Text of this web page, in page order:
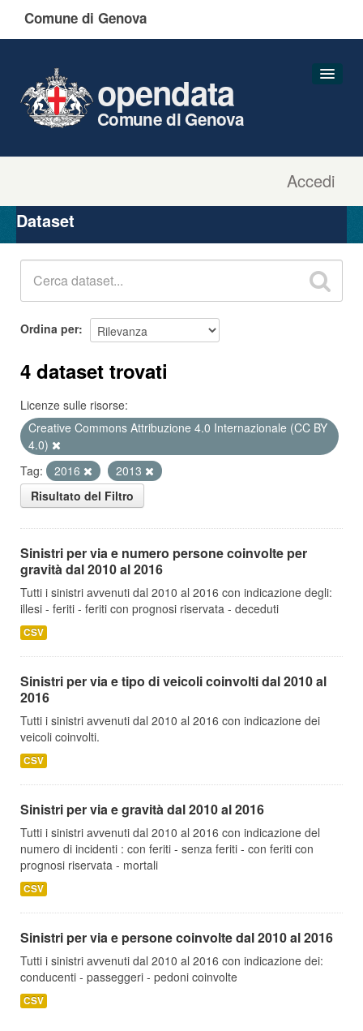
Comune di Genova
Accedi
opendata
Comune di Genova
Organizzazioni
Gruppi
Dataset
Ordina per
4 dataset trovati
Licenze sulle risorse:
Creative Commons Attribuzione 4.0 Internazionale (CC BY
4.0)
Tag:
2016
2013
Risultato del Filtro
Sinistri per via e numero persone coinvolte per
gravità dal 2010 al 2016
Tutti i sinistri avvenuti dal 2010 al 2016 con indicazione degli:
illesi - feriti - feriti con prognosi riservata - deceduti
CSV
Sinistri per via e tipo di veicoli coinvolti dal 2010 al
2016
Tutti i sinistri avvenuti dal 2010 al 2016 con indicazione dei
veicoli coinvolti.
CSV
Sinistri per via e gravità dal 2010 al 2016
Tutti i sinistri avvenuti dal 2010 al 2016 con indicazione del
numero di incidenti : con feriti - senza feriti - con feriti con
prognosi riservata - mortali
CSV
Sinistri per via e persone coinvolte dal 2010 al 2016
Tutti i sinistri avvenuti dal 2010 al 2016 con indicazione dei:
conducenti - passeggeri - pedoni coinvolte
CSV